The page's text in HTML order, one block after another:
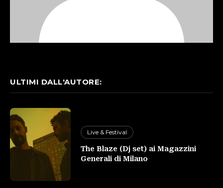
ULTIMI DALL'AUTORE:
Live & Festival
The Blaze (Dj set) ai Magazzini
Generali di Milano